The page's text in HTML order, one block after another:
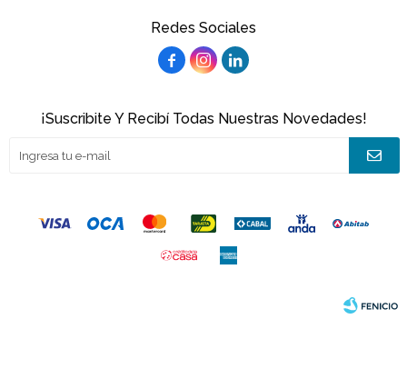
Redes Sociales
  
¡Suscribite Y Recibí Todas Nuestras Novedades!